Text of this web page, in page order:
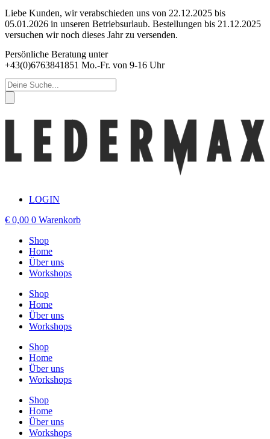
Zum
Inhalt
springen
Liebe Kunden, wir verabschieden uns von 22.12.2025 bis
05.01.2026 in unseren Betriebsurlaub. Bestellungen bis 21.12.2025
versuchen wir noch dieses Jahr zu versenden.
Persönliche Beratung unter
+43(0)6763841851 Mo.-Fr. von 9-16 Uhr
Products
search
LOGIN
€ 0,00 0 Warenkorb
Shop
Home
Über uns
Workshops
Shop
Home
Über uns
Workshops
Shop
Home
Über uns
Workshops
Shop
Home
Über uns
Workshops